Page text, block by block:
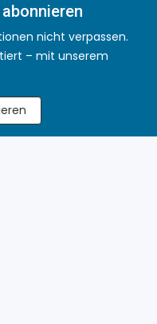
nicht verpassen.
– mit unserem